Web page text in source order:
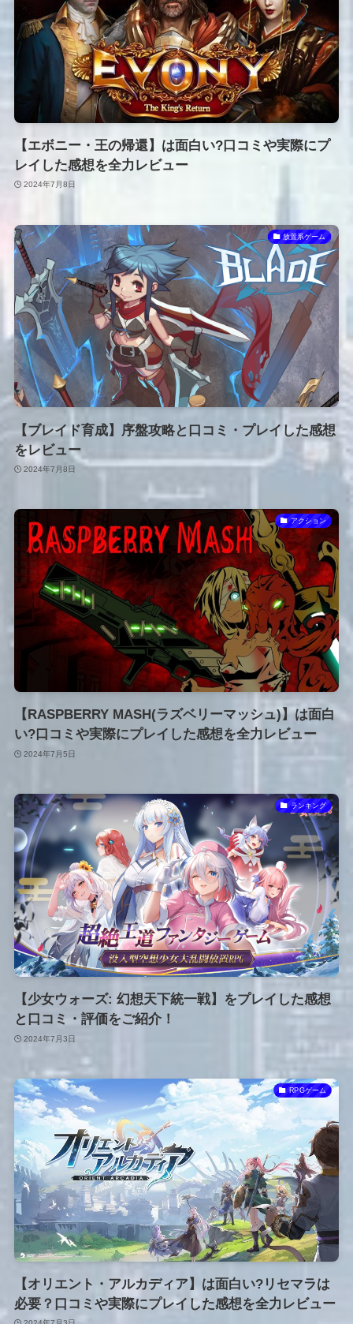
【エボニー・王の帰還】は面白い?口コミや実際にプ
レイした感想を全力レビュー
2024年7月8日
放置系ゲーム
【ブレイド育成】序盤攻略と口コミ・プレイした感想
をレビュー
2024年7月8日
アクション
【RASPBERRY MASH(ラズベリーマッシュ)】は面白
い?口コミや実際にプレイした感想を全力レビュー
2024年7月5日
ランキング
【少女ウォーズ: 幻想天下統一戦】をプレイした感想
と口コミ・評価をご紹介！
2024年7月3日
RPGゲーム
【オリエント・アルカディア】は面白い?リセマラは
必要？口コミや実際にプレイした感想を全力レビュー